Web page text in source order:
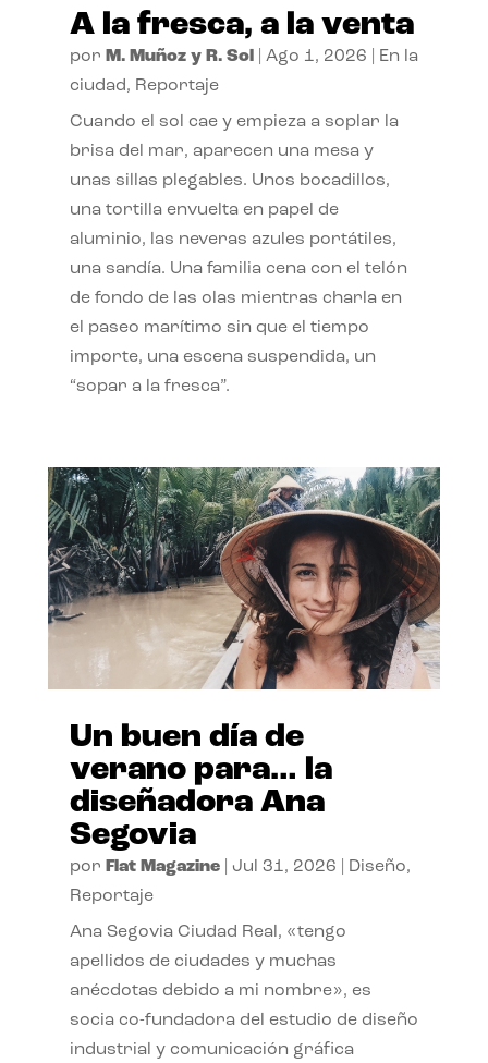
A la fresca, a la venta
por M. Muñoz y R. Sol| Ago 1, 2026
En la
ciudad, Reportaje
Cuando el sol cae y empieza a soplar la
brisa del mar, aparecen una mesa y
unas sillas plegables. Unos bocadillos,
una tortilla envuelta en papel de
aluminio, las neveras azules portátiles,
una sandía. Una familia cena con el telón
de fondo de las olas mientras charla en
el paseo marítimo sin que el tiempo
importe, una escena suspendida, un
“sopar a la fresca”.
Un buen día de
verano para… la
diseñadora Ana
Segovia
por Flat Magazine| Jul 31, 2026 Diseño,
Reportaje
Ana Segovia Ciudad Real, «tengo
apellidos de ciudades y muchas
anécdotas debido a mi nombre», es
socia co-fundadora del estudio de diseño
industrial y comunicación gráfica